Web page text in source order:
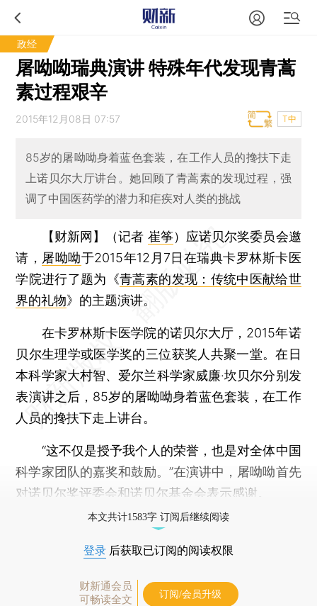
政经
屠呦呦瑞典演讲 特殊年代发现青蒿
素过程艰辛
2015年12月08日 07:57 T中
85岁的屠呦呦身着蓝色套装，在工作人员的搀扶下走
上诺贝尔大厅讲台。她回顾了青蒿素的发现过程，强
调了中国医药学的潜力和疟疾对人类的挑战
【财新网】（记者 崔筝） 应诺贝尔奖委员会邀
请， 屠呦呦于2015年12月7日在瑞典卡罗林斯卡医
学院进行了题为《青蒿素的发现：传统中医献给世
界的礼物》的主题演讲。
在卡罗林斯卡医学院的诺贝尔大厅，2015年诺
贝尔生理学或医学奖的三位获奖人共聚一堂。在日
本科学家大村智、爱尔兰科学家威廉·坎贝尔分别发
表演讲之后，85岁的屠呦呦身着蓝色套装，在工作
人员的搀扶下走上讲台。
“这不仅是授予我个人的荣誉，也是对全体中国
科学家团队的嘉奖和鼓励。”在演讲中，屠呦呦首先
对诺贝尔奖评委会和诺贝尔基金会表示感谢。
本文共计1583字 订阅后继续阅读
登录 后获取已订阅的阅读权限
财新通会员
可畅读全文
订阅/会员升级